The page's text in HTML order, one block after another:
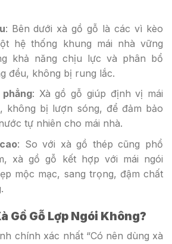
: Bên dưới xà gồ gỗ là các vì kèo
hệ thống khung mái nhà vững
khả năng chịu lực và phân bổ
đều, không bị rung lắc.
: Xà gồ gỗ giúp định vị mái
không bị lượn sóng, để đảm bảo
tự nhiên cho mái nhà.
: So với xà gồ thép cũng phổ
xà gồ gỗ kết hợp với mái ngói
mộc mạc, sang trọng, đậm chất
Gồ Gỗ Lợp Ngói Không?
chính xác nhất “Có nên dùng xà